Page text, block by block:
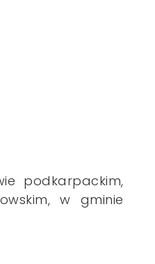
podkarpackim,
w gminie